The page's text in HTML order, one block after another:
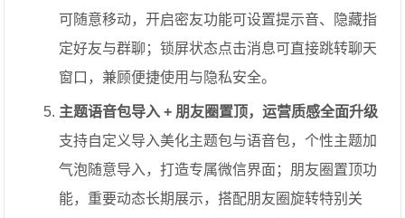
可随意移动，开启密友功能可设置提示音、隐藏指
定好友与群聊；锁屏状态点击消息可直接跳转聊天
窗口，兼顾便捷使用与隐私安全。
主题语音包导入 + 朋友圈置顶，运营质感全面升级
支持自定义导入美化主题包与语音包，个性主题加
气泡随意导入，打造专属微信界面；朋友圈置顶功
能，重要动态长期展示，搭配朋友圈旋转特别关